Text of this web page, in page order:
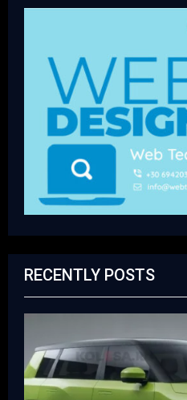
RECENTLY POSTS